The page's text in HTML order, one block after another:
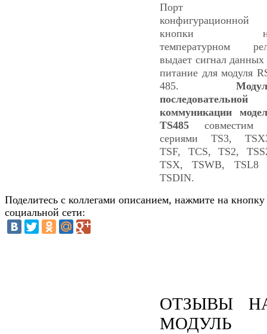
Порт
конфигурационной
кнопки
температурном
выдает сигнал
питание для модуля
485.
последовательной
коммуникации
TS485 совместим
сериями TS3,
TSF, TCS, TS2,
TSX, TSWB, TSL8
TSDIN.
Поделитесь с коллегами описанием, нажмите на кнопку
социальной сети:
ОТЗЫВЫ
МОДУЛЬ